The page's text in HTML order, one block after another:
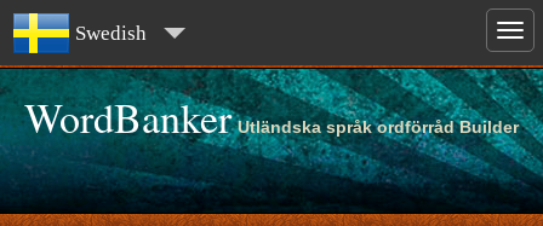
Swedish
WordBanker Utländska språk ordförråd Builder